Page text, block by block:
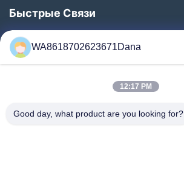
Быстрые Связи
Домой
Продукты
Экскурсия По Заводу
WA8618702623671Dana
12:17 PM
Good day, what product are you looking for?